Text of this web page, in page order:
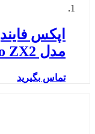
مدل TriAuto ZX2
تماس بگیرید